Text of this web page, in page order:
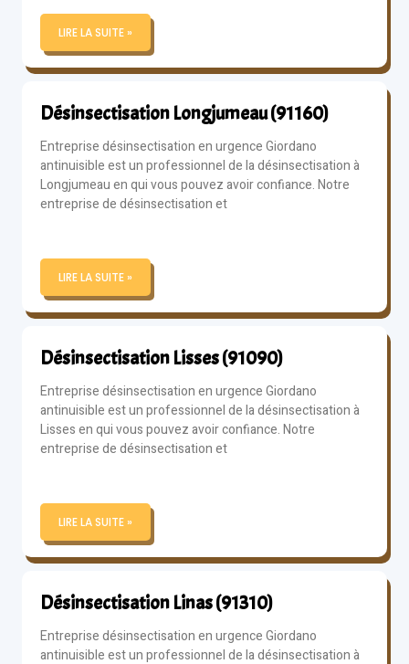
LIRE LA SUITE »
Désinsectisation Longjumeau (91160)
Entreprise désinsectisation en urgence Giordano
antinuisible est un professionnel de la désinsectisation à
Longjumeau en qui vous pouvez avoir confiance. Notre
entreprise de désinsectisation et
LIRE LA SUITE »
Désinsectisation Lisses (91090)
Entreprise désinsectisation en urgence Giordano
antinuisible est un professionnel de la désinsectisation à
Lisses en qui vous pouvez avoir confiance. Notre
entreprise de désinsectisation et
LIRE LA SUITE »
Désinsectisation Linas (91310)
Entreprise désinsectisation en urgence Giordano
antinuisible est un professionnel de la désinsectisation à